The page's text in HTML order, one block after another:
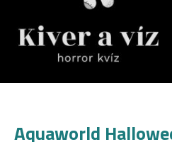
Aquaworld